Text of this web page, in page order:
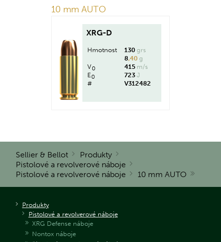
10 mm AUTO
XRG-D
Hmotnost 130 grs
8,40 g
V0 415 m/s
E0 723 J
#
V312482
Sellier & Bellot
Produkty
Pistolové a revolverové náboje
Pistolové a revolverové náboje
10 mm AUTO
Produkty
Pistolové a revolverové náboje
XRG Defense náboje
Nontox náboje